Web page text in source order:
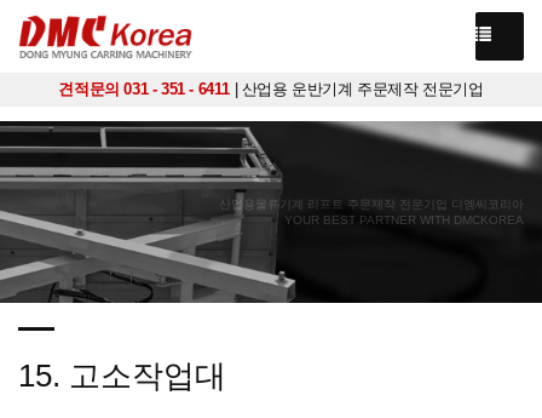
견적문의 031 - 351 - 6411 | 산업용 운반기계 주문제작 전문기업
산업용물류기계 리프트 주문제작 전문기업 디엠씨코리아
YOUR BEST PARTNER WITH DMCKOREA
15. 고소작업대